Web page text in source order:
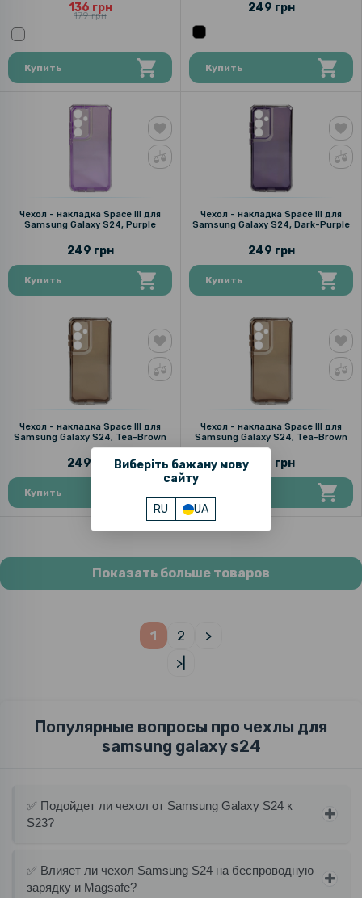
Виберіть бажану мову
сайту
RU UA
136 грн
179 грн
Купить
249 грн
Купить
Чехол - накладка Space III для
Samsung Galaxу S24, Purple
249 грн
Купить
Чехол - накладка Space III для
Samsung Galaxу S24, Dark-Purple
249 грн
Купить
Чехол - накладка Space III для
Samsung Galaxy S24, Tea-Brown
249 грн
Купить
Чехол - накладка Space III для
Samsung Galaxy S24, Tea-Brown
249 грн
Показать больше товаров
1 2
>
>|
Популярные вопросы про чехлы для
samsung galaxy s24
✅ Подойдет ли чехол от Samsung Galaxy S24 к
S23?
✅ Влияет ли чехол Samsung S24 на беспроводную
зарядку и Magsafe?